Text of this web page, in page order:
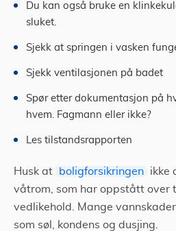
Du kan også bruke en
sluket.
Sjekk at springen i vasken
Sjekk ventilasjonen på badet
Spør etter dokumentasjon på
hvem. Fagmann eller ikke?
Les tilstandsrapporten
Husk at boligforsikringen
ikke
våtrom, som har oppstått over
vedlikehold. Mange
som søl, kondens og dusjing.